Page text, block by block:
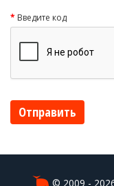
Введите код
Отправить
© 2009 -